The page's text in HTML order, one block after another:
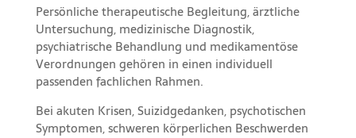
Persönliche therapeutische Begleitung, ärztliche
Untersuchung, medizinische Diagnostik,
psychiatrische Behandlung und medikamentöse
Verordnungen gehören in einen individuell
passenden fachlichen Rahmen.
Bei akuten Krisen, Suizidgedanken, psychotischen
Symptomen, schweren körperlichen Beschwerden